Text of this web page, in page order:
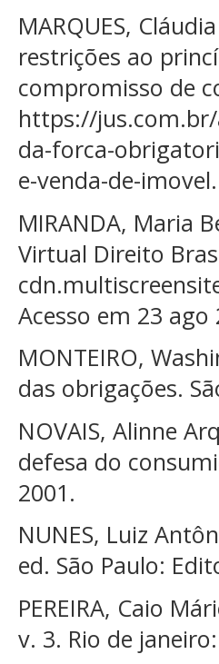
MARQUES,
restrições ao
compromisso de
https://
da-forca-
e-venda-de-
MIRANDA, Maria
Virtual Direito
Acesso em 23 ago
MONTEIRO,
das obrigações.
NOVAIS, Alinne
defesa do
2001.
NUNES, Luiz
ed. São Paulo:
PEREIRA, Caio
v. 3. Rio de